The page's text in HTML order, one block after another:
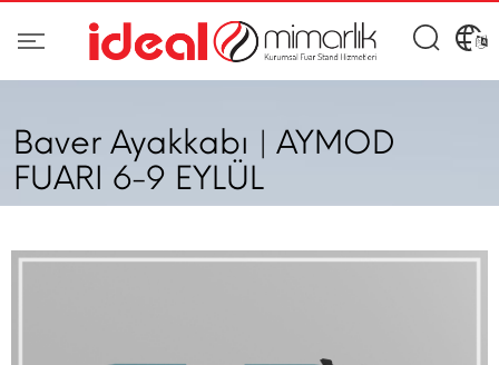
Baver Ayakkabı | AYMOD
FUARI 6-9 EYLÜL